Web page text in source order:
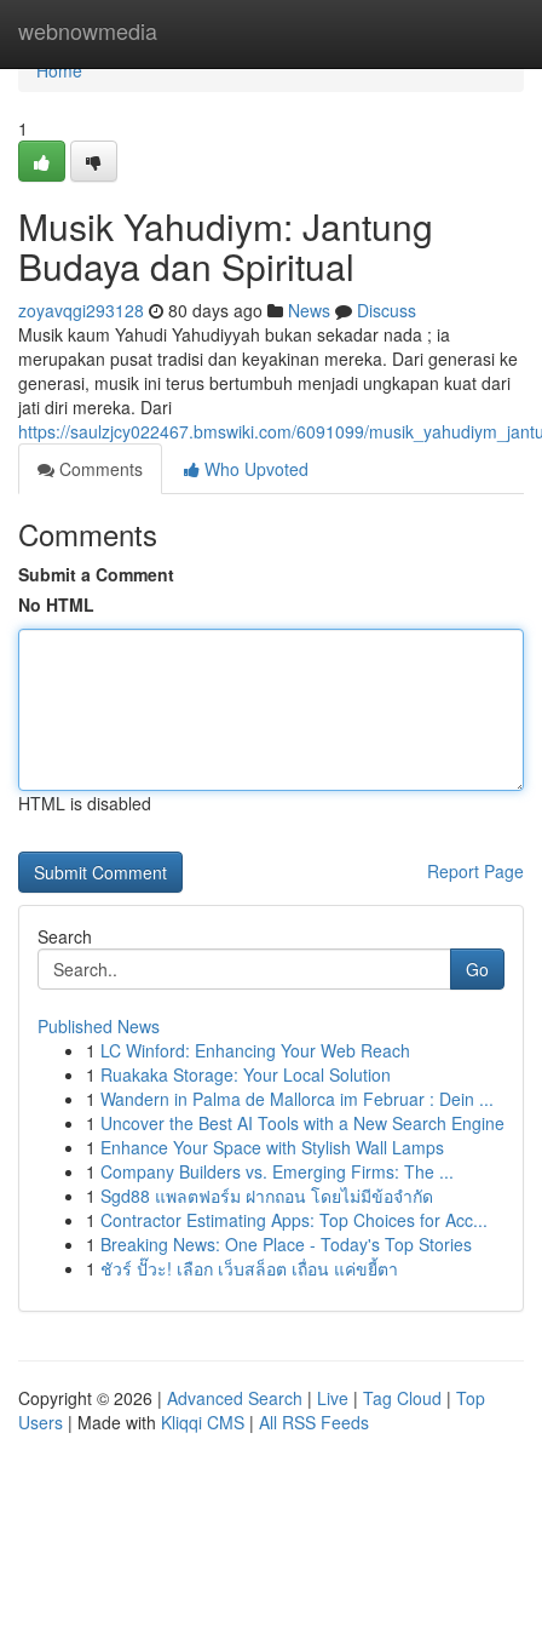
webnowmedia
Home
Home
1
Musik Yahudiym: Jantung
Budaya dan Spiritual
zoyavqgi293128 80 days ago News
Discuss
Musik kaum Yahudi Yahudiyyah bukan sekadar nada ; ia
merupakan pusat tradisi dan keyakinan mereka. Dari generasi ke
generasi, musik ini terus bertumbuh menjadi ungkapan kuat dari
jati diri mereka. Dari
https://saulzjcy022467.bmswiki.com/6091099/
Comments
Who Upvoted
Comments
Submit a Comment
No HTML
HTML is disabled
Report Page
Search
Go
Published News
1 LC Winford: Enhancing Your Web Reach
1 Ruakaka Storage: Your Local Solution
1 Wandern in Palma de Mallorca im Februar : Dein ...
1 Uncover the Best AI Tools with a New Search Engine
1 Enhance Your Space with Stylish Wall Lamps
1 Company Builders vs. Emerging Firms: The ...
1 Sgd88 แพลตฟอร์ม ฝากถอน โดยไม่มีข้อจำกัด
1 Contractor Estimating Apps: Top Choices for Acc...
1 Breaking News: One Place - Today's Top Stories
1 ชัวร์ ปั๊วะ! เลือก เว็บสล็อต เถื่อน แค่ขยี้ตา
Copyright © 2026 | Advanced Search | Live | Tag Cloud | Top
Users | Made with Kliqqi CMS | All RSS Feeds